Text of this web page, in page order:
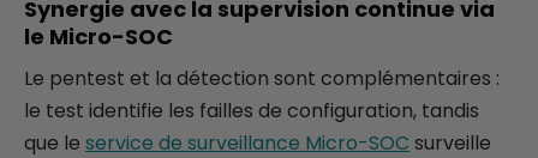
Synergie avec la supervision continue via
le Micro-SOC
Le pentest et la détection sont complémentaires :
le test identifie les failles de configuration, tandis
que le service de surveillance Micro-SOC surveille